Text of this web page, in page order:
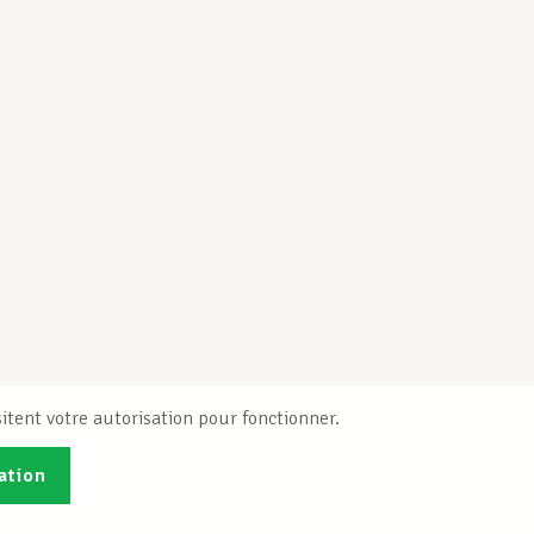
votre autorisation pour fonctionner.